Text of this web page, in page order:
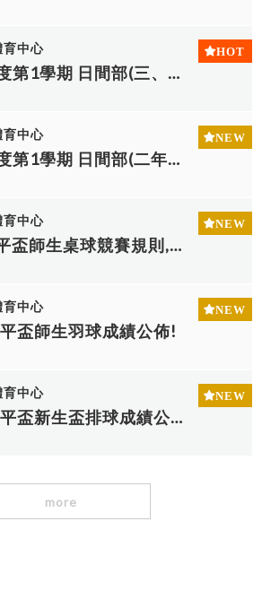
育中心
通知-115學年度第1學期 日間部(三、四年級) 體育選修注意事項
育中心
通知-115學年度第1學期 日間部(二年級) 體育選項分組注意事項!
育中心
通知-114-2修平盃師生桌球競賽規則,開始報名!５/１８中午比賽!
育中心
盃師生羽球成績公佈!
育中心
公佈:-114-2修平盃新生盃排球成績公佈!
more